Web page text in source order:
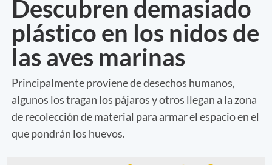
Descubren demasiado
plástico en los nidos de
las aves marinas
Principalmente proviene de desechos humanos,
algunos los tragan los pájaros y otros llegan a la zona
de recolección de material para armar el espacio en el
que pondrán los huevos.